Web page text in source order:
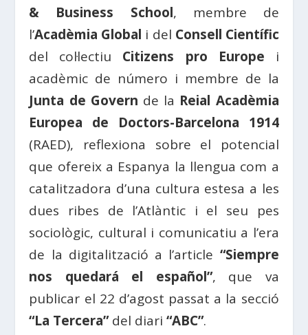
& Business School, membre de
l’Acadèmia Global i del Consell Científic
del col·lectiu Citizens pro Europe i
acadèmic de número i membre de la
Junta de Govern de la Reial Acadèmia
Europea de Doctors-Barcelona 1914
(RAED), reflexiona sobre el potencial
que ofereix a Espanya la llengua com a
catalitzadora d’una cultura estesa a les
dues ribes de l’Atlàntic i el seu pes
sociològic, cultural i comunicatiu a l’era
de la digitalització a l’article “Siempre
nos quedará el español”, que va
publicar el 22 d’agost passat a la secció
“La Tercera”del diari“ABC”.